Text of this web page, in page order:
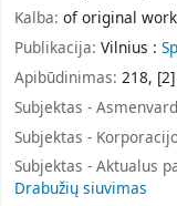
Kalba: of original
Publikacija: Vilnius :
Apibūdinimas: 218,
Subjektas -
Subjektas -
Subjektas - Aktualus
Drabužių siuvimas